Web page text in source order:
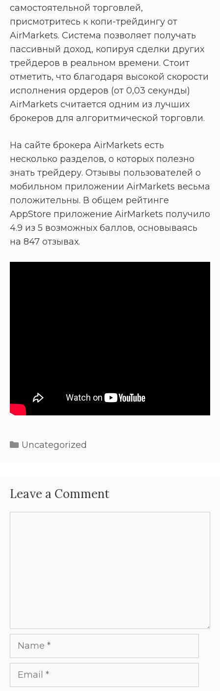
самостоятельной торговлей,
присмотритесь к копи-трейдингу от
AirMarkets. Система позволяет получать
пассивный доход, копируя сделки других
трейдеров в реальном времени. Стоит
отметить, что благодаря высокой скорости
исполнения ордеров (от 0,03 секунды)
AirMarkets считается одним из лучших
брокеров для алгоритмической торговли.
На сайте брокера AirMarkets есть
несколько разделов, о которых полезно
знать трейдеру. Отзывы пользователей о
мобильном приложении AirMarkets весьма
положительны. В общем рейтинге
AppStore приложение AirMarkets получило
4.9 из 5 возможных баллов, основываясь
на 847 отзывах.
Uncategorized
Leave a Comment